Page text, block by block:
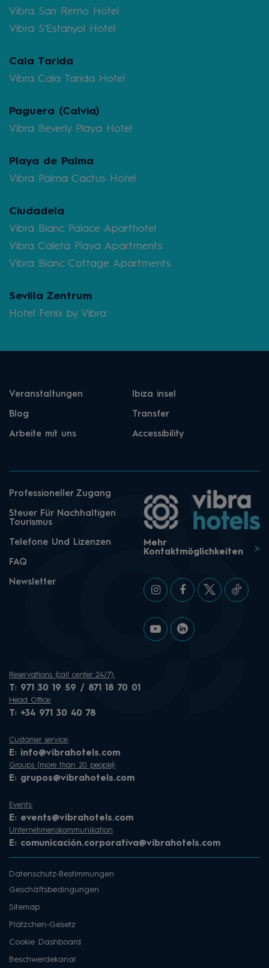
Vibra San Remo Hotel
Vibra S'Estanyol Hotel
Cala Tarida
Vibra Cala Tarida Hotel
Paguera (Calvia)
Vibra Beverly Playa Hotel
Playa de Palma
Vibra Palma Cactus Hotel
Ciudadela
Vibra Blanc Palace Aparthotel
Vibra Caleta Playa Apartments
Vibra Blanc Cottage Apartments
Sevilla Zentrum
Hotel Fenix by Vibra
Veranstaltungen Ibiza insel
Blog Transfer
Arbeite mit uns Accessibility
Professioneller Zugang
Steuer Für Nachhaltigen
Tourismus
Telefone Und Lizenzen
FAQ
Newsletter
Mehr
Kontaktmöglichkeiten
Reservations (call center 24/7):
T: 971 30 19 59 / 871 18 70 01
Head Office:
T: +34 971 30 40 78
Customer service:
E: info@vibrahotels.com
Groups (more than 20 people):
E: grupos@vibrahotels.com
Events:
E: events@vibrahotels.com
Unternehmenskommunikation
E: comunicación.corporativa@vibrahotels.com
Datenschutz-Bestimmungen
Geschäftsbedingungen
Sitemap
Plätzchen-Gesetz
Cookie Dashboard
Beschwerdekanal